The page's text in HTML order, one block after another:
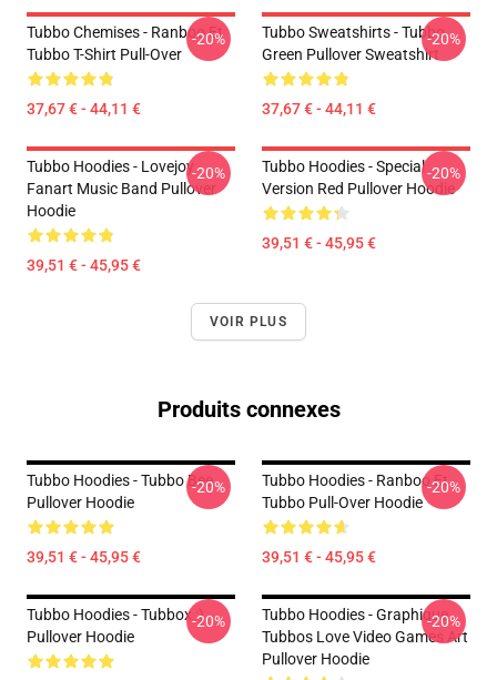
Tubbo Chemises - Ranboo Et
Tubbo T-Shirt Pull-Over
37,67 € - 44,11 €
-20%
Tubbo Sweatshirts - Tubbo
Green Pullover Sweatshirt
37,67 € - 44,11 €
-20%
Tubbo Hoodies - Lovejoy
Fanart Music Band Pullover
Hoodie
39,51 € - 45,95 €
-20%
Tubbo Hoodies - Special
Version Red Pullover Hoodie
39,51 € - 45,95 €
-20%
VOIR PLUS
Produits connexes
Tubbo Hoodies - Tubbo Bee
Pullover Hoodie
39,51 € - 45,95 €
-20%
Tubbo Hoodies - Ranboo Et
Tubbo Pull-Over Hoodie
39,51 € - 45,95 €
-20%
Tubbo Hoodies - Tubbox :)
Pullover Hoodie
-20%
Tubbo Hoodies - Graphique
Tubbos Love Video Games Art
Pullover Hoodie
-20%